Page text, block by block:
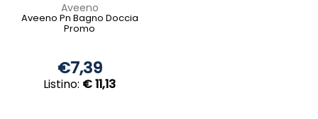
Aveeno
Aveeno Pn Bagno Doccia
Promo
€7,39
Listino: € 11,13